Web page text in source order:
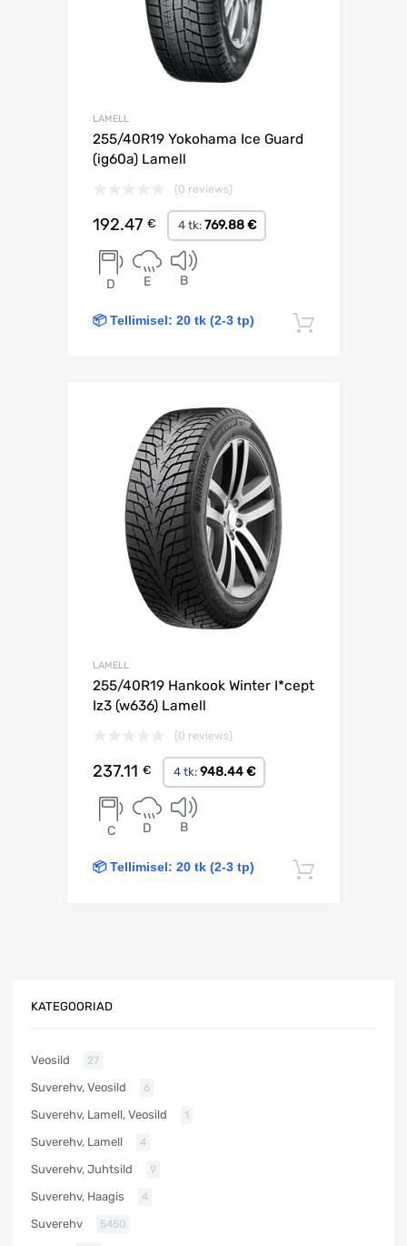
LAMELL
255/40R19 Yokohama Ice Guard
(ig60a) Lamell
(0 reviews)
192.47 € 4 tk: 769.88 €
D E B
📦 Tellimisel: 20 tk (2-3 tp)
LAMELL
255/40R19 Hankook Winter I*cept
Iz3 (w636) Lamell
(0 reviews)
237.11 € 4 tk: 948.44 €
C D B
📦 Tellimisel: 20 tk (2-3 tp)
KATEGOORIAD
Veosild 27
Suverehv, Veosild 6
Suverehv, Lamell, Veosild 1
Suverehv, Lamell 4
Suverehv, Juhtsild 9
Suverehv, Haagis 4
Suverehv 5450